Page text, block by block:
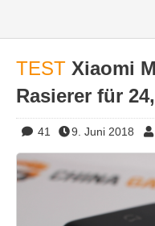
TEST Xiaomi
Rasierer für
41 9. Juni 2018